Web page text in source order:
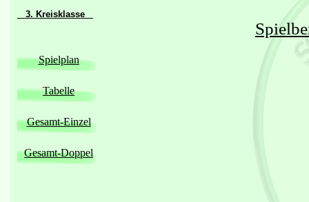
3. Kreisklasse
Spielplan
Tabelle
Gesamt-Einzel
Gesamt-Doppel